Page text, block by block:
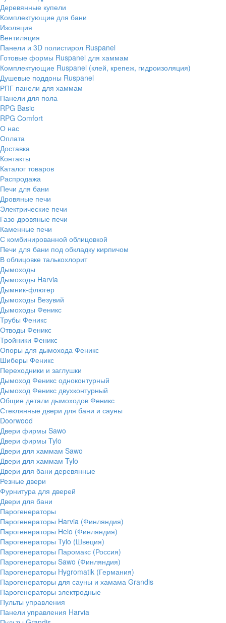
Деревянные купели
Комплектующие для бани
Изоляция
Вентиляция
Панели и 3D полистирол Ruspanel
Готовые формы Ruspanel для хаммам
Комплектующие Ruspanel (клей, крепеж, гидроизоляция)
Душевые поддоны Ruspanel
РПГ панели для хаммам
Панели для пола
RPG Basic
RPG Comfort
О нас
Оплата
Доставка
Контакты
Каталог товаров
Распродажа
Печи для бани
Дровяные печи
Электрические печи
Газо-дровяные печи
Каменные печи
С комбинированной облицовкой
Печи для бани под обкладку кирпичом
В облицовке талькохлорит
Дымоходы
Дымоходы Harvia
Дымник-флюгер
Дымоходы Везувий
Дымоходы Феникс
Трубы Феникс
Отводы Феникс
Тройники Феникс
Опоры для дымохода Феникс
Шиберы Феникс
Переходники и заглушки
Дымоход Феникс одноконтурный
Дымоход Феникс двухконтурный
Общие детали дымоходов Феникс
Стеклянные двери для бани и сауны
Doorwood
Двери фирмы Sawo
Двери фирмы Tylo
Двери для хаммам Sawo
Двери для хаммам Tylo
Двери для бани деревянные
Резные двери
Фурнитура для дверей
Двери для бани
Парогенераторы
Парогенераторы Harvia (Финляндия)
Парогенераторы Helo (Финляндия)
Парогенераторы Tylo (Швеция)
Парогенераторы Паромакс (Россия)
Парогенераторы Sawo (Финляндия)
Парогенераторы Hygromatik (Германия)
Парогенераторы для сауны и хамама Grandis
Парогенераторы электродные
Пульты управления
Панели управления Harvia